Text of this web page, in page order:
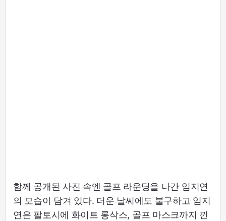
함께 공개된 사진 속엔 골프 라운딩을 나간 임지연
의 모습이 담겨 있다. 더운 날씨에도 불구하고 임지
연은 팔토시에 화이트 롱삭스, 골프 마스크까지 낀